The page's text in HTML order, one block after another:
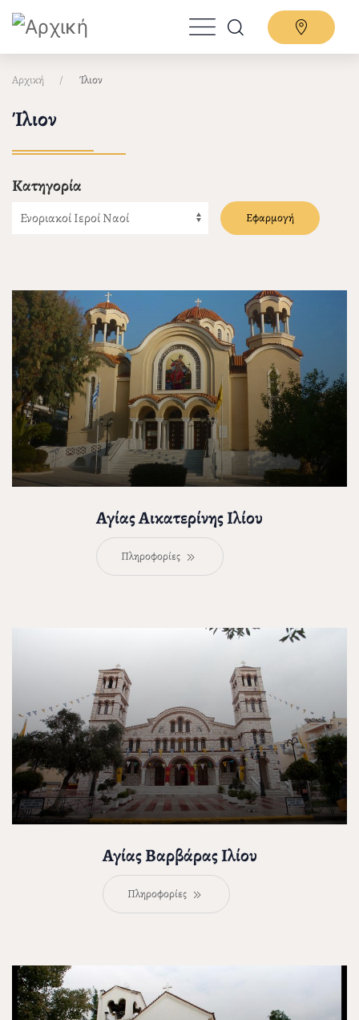
Παράκαμψη
προς
περιεχόμενο
Αρχική Ίλιον
Ίλιον
Κατηγορία
Αγίας Αικατερίνης Ιλίου
Πληροφορίες
Αγίας Βαρβάρας Ιλίου
Πληροφορίες